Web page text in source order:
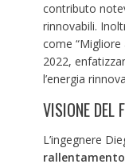
contributo
rinnovabili.
come “Migliore
2022,
l’energia
VISIONE DEL
L’ingegnere
rallentamento